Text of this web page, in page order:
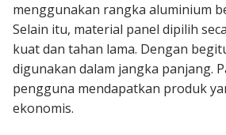
menggunakan rangka aluminium
Selain itu, material panel dipilih
kuat dan tahan lama. Dengan
digunakan dalam jangka panjang.
pengguna mendapatkan produk
ekonomis.